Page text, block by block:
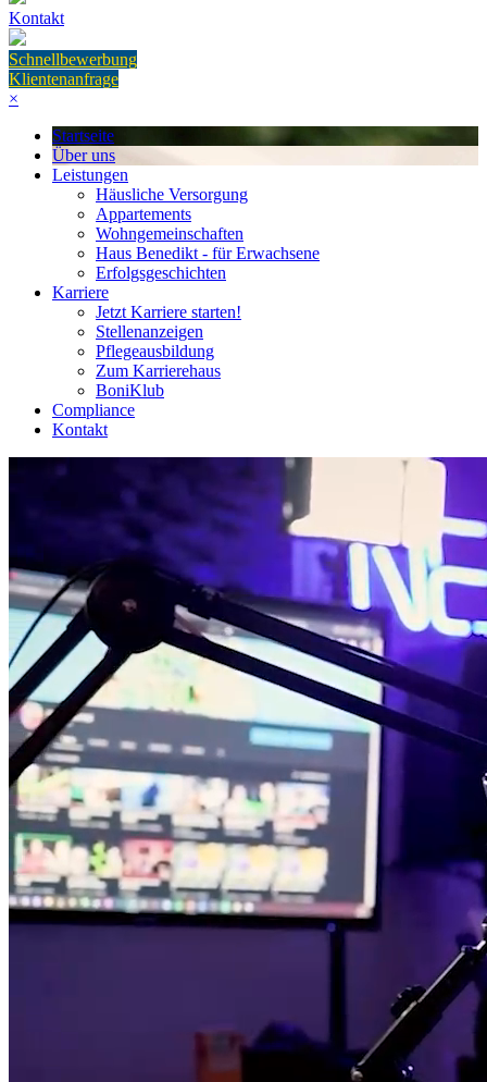
Kontakt
Schnellbewerbung
Klientenanfrage
×
Startseite
Über uns
Leistungen
Häusliche Versorgung
Appartements
Wohngemeinschaften
Haus Benedikt - für Erwachsene
Erfolgsgeschichten
Karriere
Jetzt Karriere starten!
Stellenanzeigen
Pflegeausbildung
Zum Karrierehaus
BoniKlub
Compliance
Kontakt